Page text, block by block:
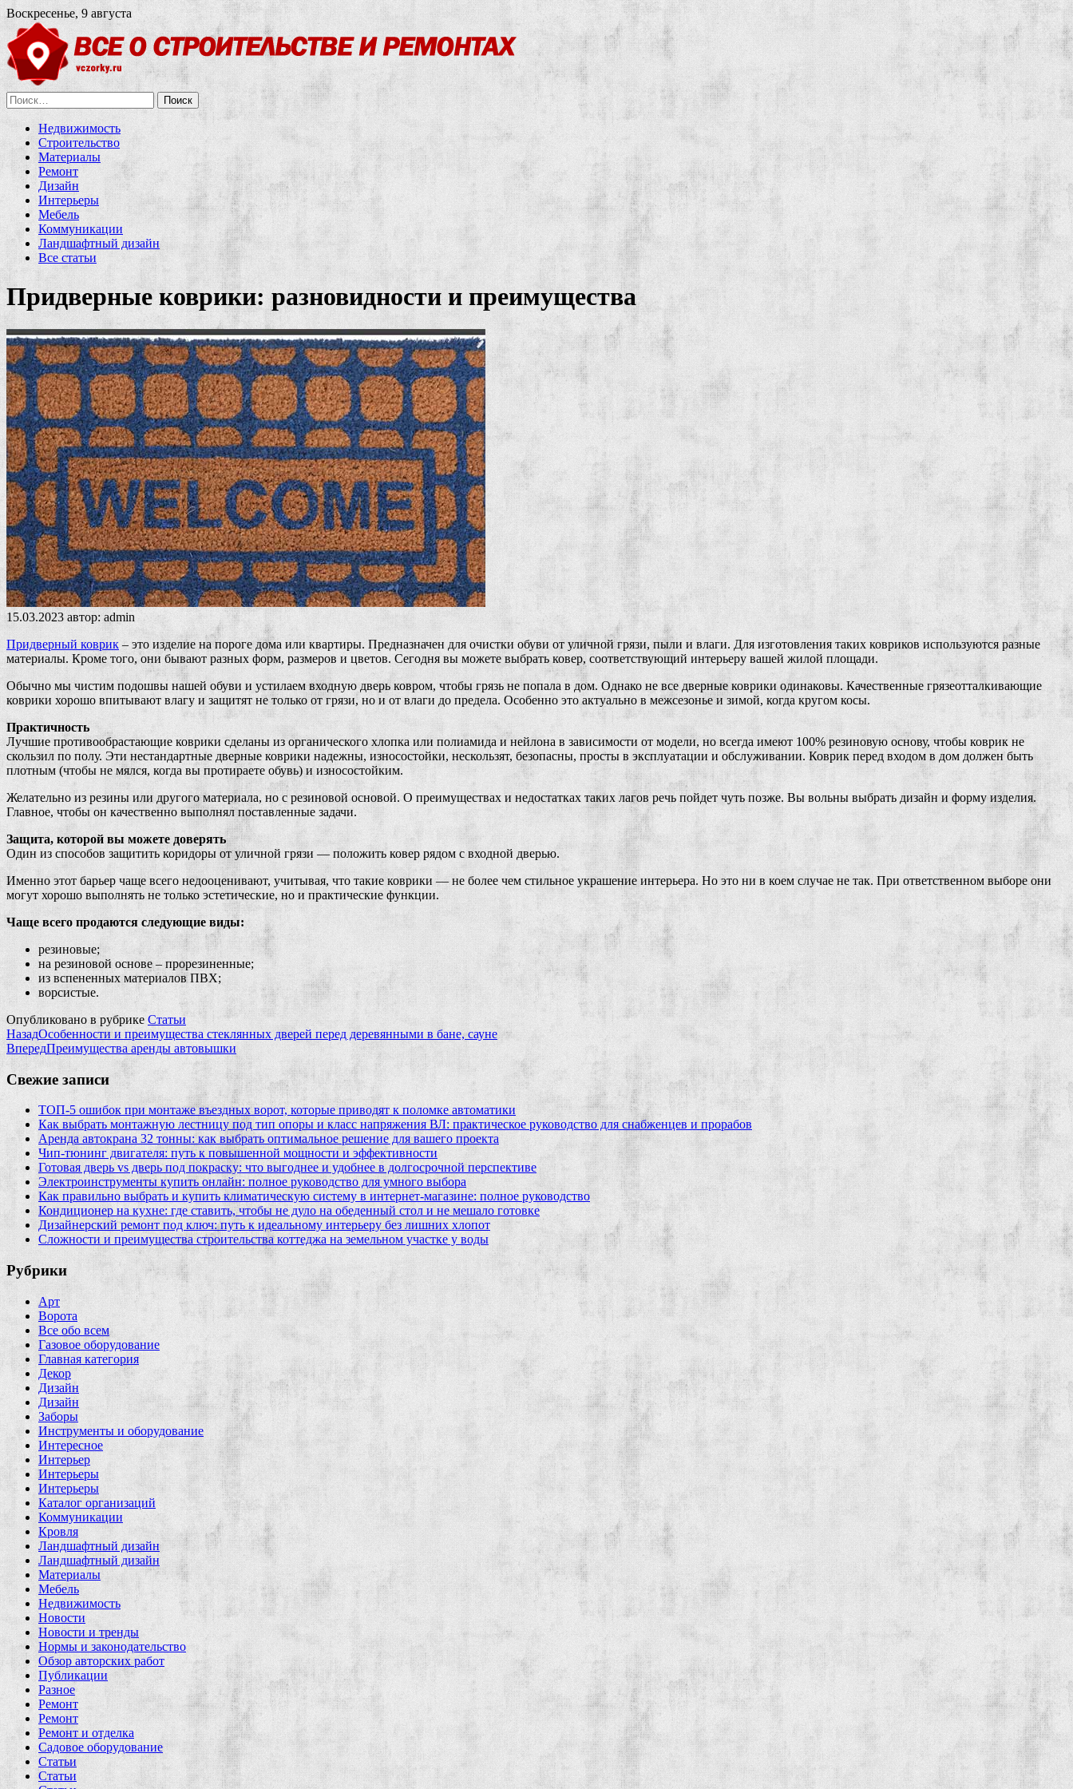
Воскресенье, 9 августа
Найти:
Недвижимость
Строительство
Материалы
Ремонт
Дизайн
Интерьеры
Мебель
Коммуникации
Ландшафтный дизайн
Все статьи
Придверные коврики: разновидности и преимущества
15.03.2023 автор: admin
Придверный коврик– это изделие на пороге дома или квартиры. Предназначен для очистки обуви от уличной грязи, пыли и влаги. Для изготовления таких ковриков используются разные
материалы. Кроме того, они бывают разных форм, размеров и цветов. Сегодня вы можете выбрать ковер, соответствующий интерьеру вашей жилой площади.
Обычно мы чистим подошвы нашей обуви и устилаем входную дверь ковром, чтобы грязь не попала в дом. Однако не все дверные коврики одинаковы. Качественные грязеотталкивающие
коврики хорошо впитывают влагу и защитят не только от грязи, но и от влаги до предела. Особенно это актуально в межсезонье и зимой, когда кругом косы.
Практичность
Лучшие противообрастающие коврики сделаны из органического хлопка или полиамида и нейлона в зависимости от модели, но всегда имеют 100% резиновую основу, чтобы коврик не
скользил по полу. Эти нестандартные дверные коврики надежны, износостойки, нескользят, безопасны, просты в эксплуатации и обслуживании. Коврик перед входом в дом должен быть
плотным (чтобы не мялся, когда вы протираете обувь) и износостойким.
Желательно из резины или другого материала, но с резиновой основой. О преимуществах и недостатках таких лагов речь пойдет чуть позже. Вы вольны выбрать дизайн и форму изделия.
Главное, чтобы он качественно выполнял поставленные задачи.
Защита, которой вы можете доверять
Один из способов защитить коридоры от уличной грязи — положить ковер рядом с входной дверью.
Именно этот барьер чаще всего недооценивают, учитывая, что такие коврики — не более чем стильное украшение интерьера. Но это ни в коем случае не так. При ответственном выборе они
могут хорошо выполнять не только эстетические, но и практические функции.
Чаще всего продаются следующие виды:
резиновые;
на резиновой основе – прорезиненные;
из вспененных материалов ПВХ;
ворсистые.
Опубликовано в рубрике Статьи
НазадОсобенности и преимущества стеклянных дверей перед деревянными в бане, сауне
ВпередПреимущества аренды автовышки
Свежие записи
ТОП-5 ошибок при монтаже въездных ворот, которые приводят к поломке автоматики
Как выбрать монтажную лестницу под тип опоры и класс напряжения ВЛ: практическое руководство для снабженцев и прорабов
Аренда автокрана 32 тонны: как выбрать оптимальное решение для вашего проекта
Чип‑тюнинг двигателя: путь к повышенной мощности и эффективности
Готовая дверь vs дверь под покраску: что выгоднее и удобнее в долгосрочной перспективе
Электроинструменты купить онлайн: полное руководство для умного выбора
Как правильно выбрать и купить климатическую систему в интернет‑магазине: полное руководство
Кондиционер на кухне: где ставить, чтобы не дуло на обеденный стол и не мешало готовке
Дизайнерский ремонт под ключ: путь к идеальному интерьеру без лишних хлопот
Сложности и преимущества строительства коттеджа на земельном участке у воды
Рубрики
Арт
Ворота
Все обо всем
Газовое оборудование
Главная категория
Декор
Дизайн
Дизайн
Заборы
Инструменты и оборудование
Интересное
Интерьер
Интерьеры
Интерьеры
Каталог организаций
Коммуникации
Кровля
Ландшафтный дизайн
Ландшафтный дизайн
Материалы
Мебель
Недвижимость
Новости
Новости и тренды
Нормы и законодательство
Обзор авторских работ
Публикации
Разное
Ремонт
Ремонт
Ремонт и отделка
Садовое оборудование
Статьи
Статьи